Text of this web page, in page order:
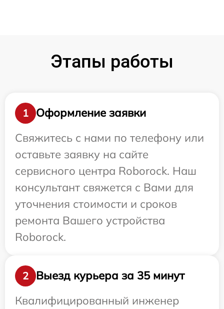
Этапы работы
1
Оформление заявки
Свяжитесь с нами по телефону или
оставьте заявку на сайте
сервисного центра Roborock. Наш
консультант свяжется с Вами для
уточнения стоимости и сроков
ремонта Вашего устройства
Roborock.
2
Выезд курьера за 35 минут
Квалифицированный инженер